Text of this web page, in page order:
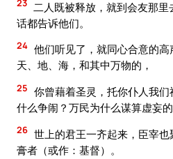
23
二人既被释放，就到会友那
话都告诉他们。
24 他们听见了，就同心合意的高
天、地、海，和其中万物的，
25 你曾藉着圣灵，托你仆人我
什么争闹？万民为什么谋算虚妄
26 世上的君王一齐起来，臣宰
膏者（或作：基督）。